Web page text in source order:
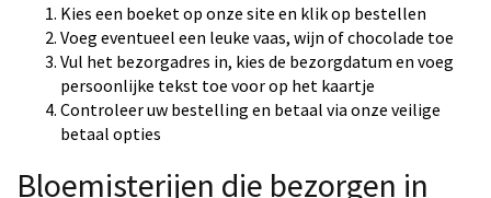
Kies een boeket op onze site en klik op bestellen
Voeg eventueel een leuke vaas, wijn of chocolade toe
Vul het bezorgadres in, kies de bezorgdatum en voeg
persoonlijke tekst toe voor op het kaartje
Controleer uw bestelling en betaal via onze veilige
betaal opties
Bloemisterijen die bezorgen in